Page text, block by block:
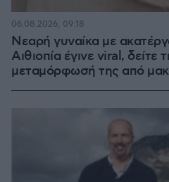
Νεαρή γυναίκα με
Αιθιοπία έγινε viral, δείτε
μεταμόρφωσή της από
06.08.2026, 09:18